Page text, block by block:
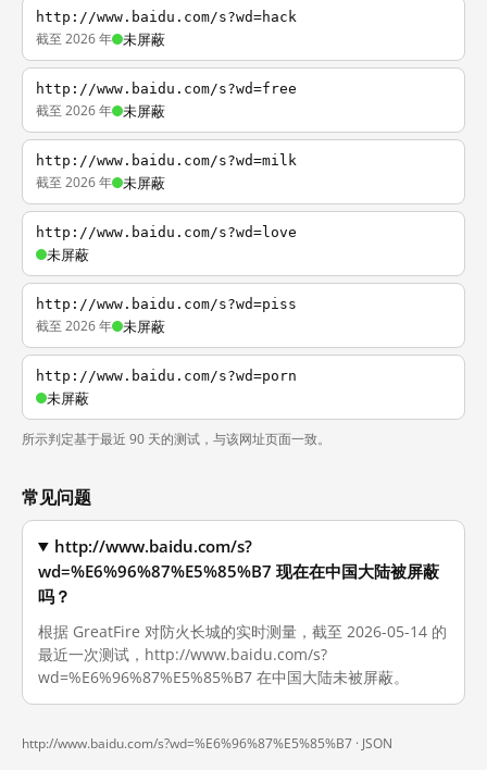
http://www.baidu.com/s?wd=hack
截至 2026 年 未屏蔽
http://www.baidu.com/s?wd=free
截至 2026 年 未屏蔽
http://www.baidu.com/s?wd=milk
截至 2026 年 未屏蔽
http://www.baidu.com/s?wd=love
未屏蔽
http://www.baidu.com/s?wd=piss
截至 2026 年 未屏蔽
http://www.baidu.com/s?wd=porn
未屏蔽
所示判定基于最近 90 天的测试，与该网址页面一致。
常见问题
http://www.baidu.com/s?
wd=%E6%96%87%E5%85%B7 现在在中国大陆被屏蔽
吗？
根据 GreatFire 对防火长城的实时测量，截至 2026-05-14 的
最近一次测试，http://www.baidu.com/s?
wd=%E6%96%87%E5%85%B7 在中国大陆未被屏蔽。
http://www.baidu.com/s?wd=%E6%96%87%E5%85%B7 · JSON